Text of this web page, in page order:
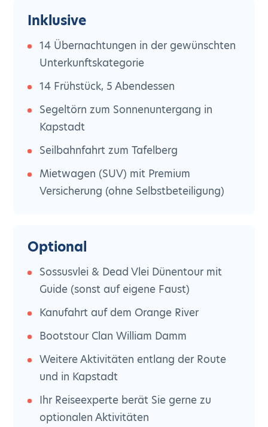
Inklusive
14 Übernachtungen in der gewünschten
Unterkunftskategorie
14 Frühstück, 5 Abendessen
Segeltörn zum Sonnenuntergang in
Kapstadt
Seilbahnfahrt zum Tafelberg
Mietwagen (SUV) mit Premium
Versicherung (ohne Selbstbeteiligung)
Optional
Sossusvlei & Dead Vlei Dünentour mit
Guide (sonst auf eigene Faust)
Kanufahrt auf dem Orange River
Bootstour Clan William Damm
Weitere Aktivitäten entlang der Route
und in Kapstadt
Ihr Reiseexperte berät Sie gerne zu
optionalen Aktivitäten